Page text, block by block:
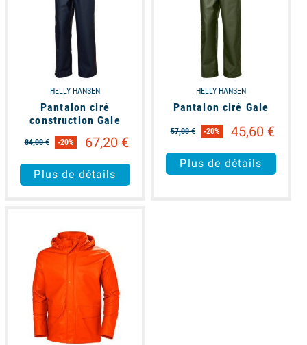
HELLY HANSEN
Pantalon ciré
construction Gale
84,00 € -20% 67,20 €
Plus de détails
HELLY HANSEN
Pantalon ciré Gale
57,00 € -20% 45,60 €
Plus de détails